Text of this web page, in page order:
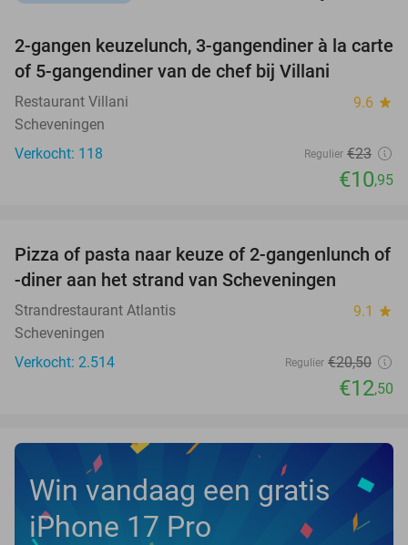
52%
2-gangen keuzelunch, 3-gangendiner à la carte
of 5-gangendiner van de chef bij Villani
Restaurant Villani 9.6 star
Scheveningen
Verkocht: 118
Regulier €23
€10,95
39%
Pizza of pasta naar keuze of 2-gangenlunch of
-diner aan het strand van Scheveningen
Strandrestaurant Atlantis 9.1 star
Scheveningen
Verkocht: 2.514
Regulier €20,50
€12,50
Win vandaag een gratis
iPhone 17 Pro